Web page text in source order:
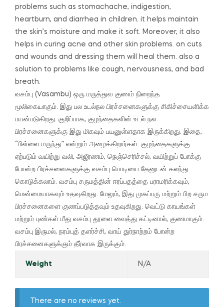
problems such as stomachache, indigestion,
heartburn, and diarrhea in children. it helps maintain
the skin’s moisture and make it soft. Moreover, it also
helps in curing acne and other skin problems. on cuts
and wounds and dressing them will heal them. also a
solution to problems like cough, nervousness, and bad
breath.
வசம்பு (Vasambu) ஒரு மருத்துவ குணம் நிறைந்த
மூலிகையாகும். இது பல உடல்நல பிரச்சனைகளுக்கு சிகிச்சையளிக்க
பயன்படுகிறது. குறிப்பாக, குழந்தைகளின் உடல் நல
பிரச்சனைகளுக்கு இது மிகவும் பயனுள்ளதாக இருக்கிறது. இதை,
“பிள்ளை மருந்து” என்றும் அழைக்கிறார்கள். குழந்தைகளுக்கு
ஏற்படும் வயிற்று வலி, அஜீரணம், நெஞ்செரிச்சல், வயிற்றுப் போக்கு
போன்ற பிரச்சனைகளுக்கு வசம்பு பொடியை தேனுடன் கலந்து
கொடுக்கலாம். வசம்பு சருமத்தின் ஈரப்பதத்தை பராமரிக்கவும்,
மென்மையாகவும் உதவுகிறது. மேலும், இது முகப்பரு மற்றும் பிற சரும
பிரச்சனைகளை குணப்படுத்தவும் உதவுகிறது. வெட்டு காயங்கள்
மற்றும் புண்கள் மீது வசம்பு தூளை வைத்து கட்டினால், குணமாகும்.
வசம்பு இருமல், நரம்புத் தளர்ச்சி, வாய் துர்நாற்றம் போன்ற
பிரச்சனைகளுக்கும் தீர்வாக இருக்கும்.
Weight N/A
There are no reviews yet.